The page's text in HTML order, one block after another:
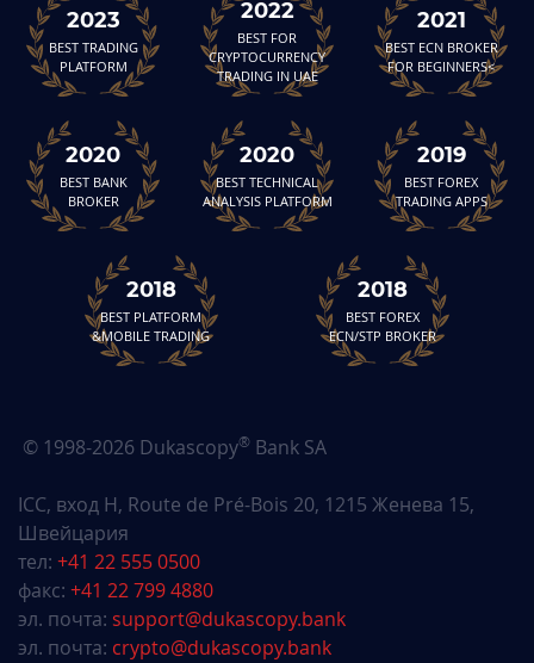
2023
BEST TRADING
PLATFORM
2022
BEST FOR
CRYPTOCURRENCY
TRADING IN UAE
2021
BEST ECN BROKER
FOR BEGINNERS<
2020
BEST BANK
BROKER
2020
BEST TECHNICAL
ANALYSIS PLATFORM
2019
BEST FOREX
TRADING APPS
2018
BEST PLATFORM
&MOBILE TRADING
2018
BEST FOREX
ECN/STP BROKER
© 1998-2026 Dukascopy® Bank SA
ICC, вход H, Route de Pré-Bois 20, 1215 Женева 15,
Швейцария
тел: +41 22 555 0500
факс: +41 22 799 4880
эл. почта: support@dukascopy.bank
эл. почта: crypto@dukascopy.bank